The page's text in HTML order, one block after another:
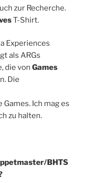
zur Recherche.
T-Shirt.
Experiences
als ARGs
die von Games
Die
Games. Ich mag es
zu halten.
BHTS